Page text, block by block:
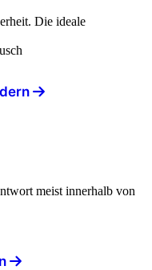
Die ideale
meist innerhalb von